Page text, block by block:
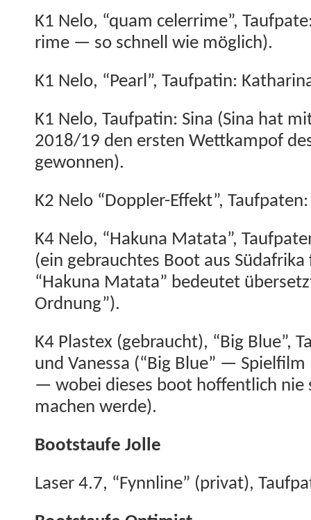
K1 Nelo, “quam cel­er­rime”,
rime — so schnell wie möglich).
K1 Nelo, “Pearl”, Tauf­patin:
K1 Nelo, Tauf­patin: Sina (Sina hat
2018/19 den ersten Wet­tkam­pof
gewonnen).
K2 Nelo “Doppler-Effekt”,
K4 Nelo, “Haku­na Mata­ta”,
(ein gebraucht­es Boot aus
“Haku­na Mata­ta” bedeutet
Ordnung”).
K4 Plas­tex (gebraucht), “Big Blue”,
und Vanes­sa (“Big Blue” — Spielfilm
— wobei dieses boot hof­fentlich nie
machen werde).
Boot­staufe Jolle
Laser 4.7, “Fynnline” (pri­vat),